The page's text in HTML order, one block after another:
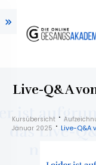
Live-Q&A
Kursübersicht
Januar 2025
Live-Q&A